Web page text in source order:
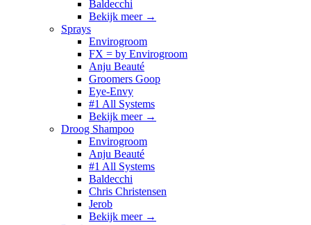
Baldecchi
Bekijk meer →
Sprays
Envirogroom
FX = by Envirogroom
Anju Beauté
Groomers Goop
Eye-Envy
#1 All Systems
Bekijk meer →
Droog Shampoo
Envirogroom
Anju Beauté
#1 All Systems
Baldecchi
Chris Christensen
Jerob
Bekijk meer →